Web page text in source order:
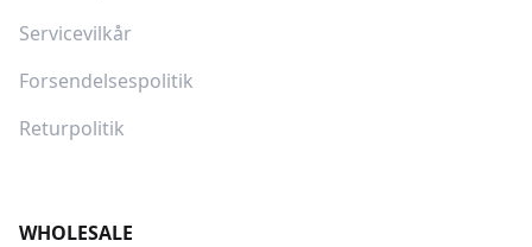
Servicevilkår
Forsendelsespolitik
Returpolitik
WHOLESALE